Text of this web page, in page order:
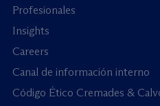
Profesionales
Insights
Careers
Canal de información interno
Código Ético Cremades &